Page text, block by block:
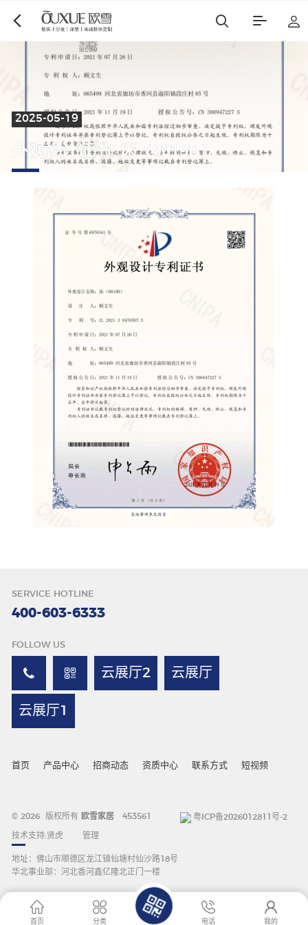
博遇 都市星耀
麻艺坊
唇色
2025-05-19
外观设计证书_床（9019B）
SERVICE HOTLINE
400-603-6333
FOLLOW US
云展厅2 云展厅
云展厅1
首页 产品中心 招商动态 资质中心 联系方式 短视频
© 2026 版权所有 欧雪家居 453561 粤ICP备2026012811号-2
技术支持:贤虎 管理
地址：佛山市顺德区龙江镇仙塘村仙沙路18号
华北事业部：河北香河鑫亿隆北正门一楼
首页 分类 电话 我的